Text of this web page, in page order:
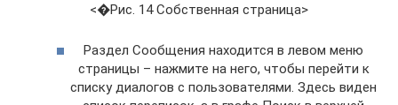
<�Рис. 14 Собственная страница>
Раздел Сообщения находится в левом меню
страницы – нажмите на него, чтобы перейти к
списку диалогов с пользователями. Здесь виден